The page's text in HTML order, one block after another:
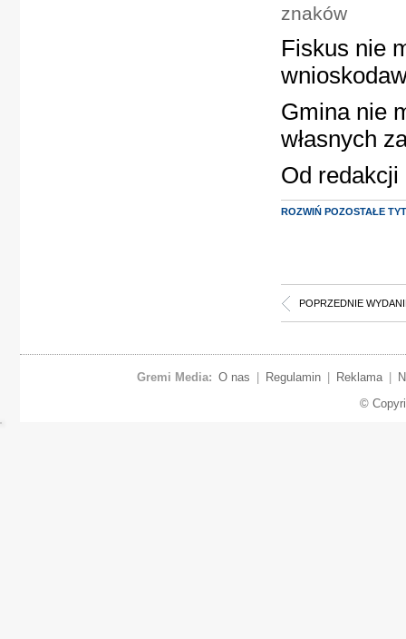
znaków
Fiskus nie
Gmina nie
własnych
Od redakcji
ROZWIŃ POZOSTAŁE
POPRZEDNIE
Gremi Media: O nas Regulamin Reklama
©